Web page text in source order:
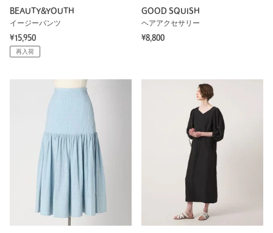
BEAUTY&YOUTH
イージーパンツ
¥15,950
再入荷
GOOD SQUISH
ヘアアクセサリー
¥8,800